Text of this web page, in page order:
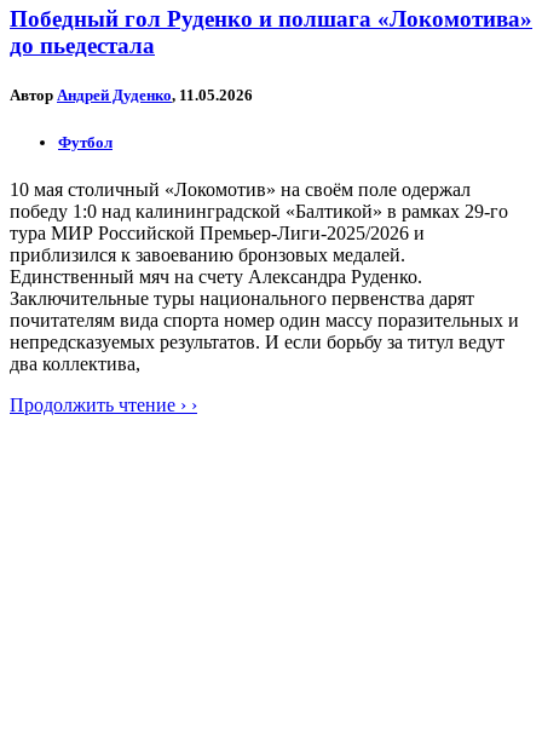
Победный гол Руденко и полшага «Локомотива»
до пьедестала
Автор Андрей Дуденко, 11.05.2026
Футбол
10 мая столичный «Локомотив» на своём поле одержал
победу 1:0 над калининградской «Балтикой» в рамках 29-го
тура МИР Российской Премьер-Лиги-2025/2026 и
приблизился к завоеванию бронзовых медалей.
Единственный мяч на счету Александра Руденко.
Заключительные туры национального первенства дарят
почитателям вида спорта номер один массу поразительных и
непредсказуемых результатов. И если борьбу за титул ведут
два коллектива,
Продолжить чтение › ›